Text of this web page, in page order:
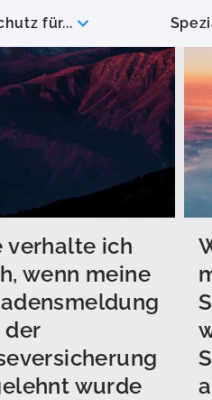
für...
verhalte ich
wenn meine
der
wurde